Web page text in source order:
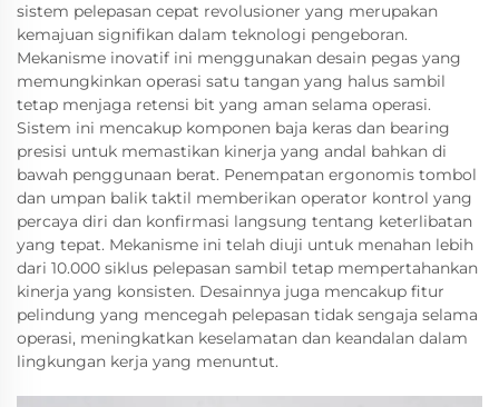
sistem pelepasan cepat revolusioner yang merupakan
kemajuan signifikan dalam teknologi pengeboran.
Mekanisme inovatif ini menggunakan desain pegas yang
memungkinkan operasi satu tangan yang halus sambil
tetap menjaga retensi bit yang aman selama operasi.
Sistem ini mencakup komponen baja keras dan bearing
presisi untuk memastikan kinerja yang andal bahkan di
bawah penggunaan berat. Penempatan ergonomis tombol
dan umpan balik taktil memberikan operator kontrol yang
percaya diri dan konfirmasi langsung tentang keterlibatan
yang tepat. Mekanisme ini telah diuji untuk menahan lebih
dari 10.000 siklus pelepasan sambil tetap mempertahankan
kinerja yang konsisten. Desainnya juga mencakup fitur
pelindung yang mencegah pelepasan tidak sengaja selama
operasi, meningkatkan keselamatan dan keandalan dalam
lingkungan kerja yang menuntut.